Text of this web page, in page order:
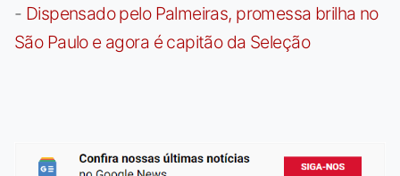
- Dispensado pelo Palmeiras, promessa brilha no
São Paulo e agora é capitão da Seleção